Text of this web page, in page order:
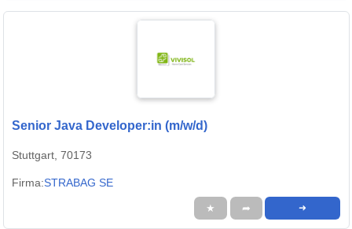
Senior Java Developer:in (m/w/d)
Stuttgart, 70173
Firma:STRABAG SE
★ ➦ ➜